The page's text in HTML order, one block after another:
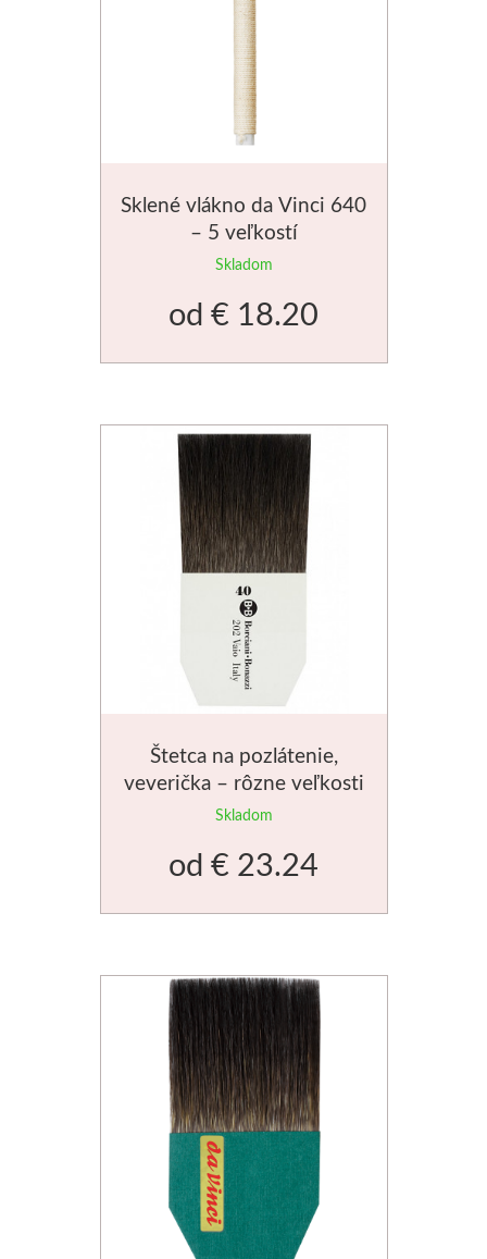
Sklené vlákno da Vinci 640
– 5 veľkostí
Skladom
od € 18.20
Štetca na pozlátenie,
veverička – rôzne veľkosti
Skladom
od € 23.24